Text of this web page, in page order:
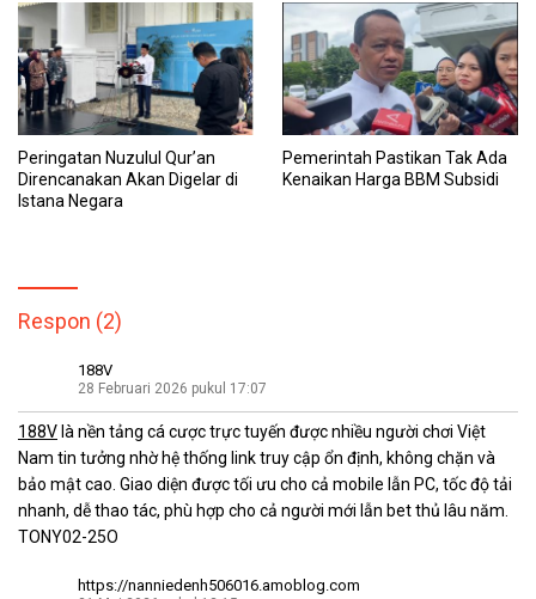
Peringatan Nuzulul Qur’an
Direncanakan Akan Digelar di
Istana Negara
Pemerintah Pastikan Tak Ada
Kenaikan Harga BBM Subsidi
Respon (2)
188V
28 Februari 2026 pukul 17:07
188V là nền tảng cá cược trực tuyến được nhiều người chơi Việt
Nam tin tưởng nhờ hệ thống link truy cập ổn định, không chặn và
bảo mật cao. Giao diện được tối ưu cho cả mobile lẫn PC, tốc độ tải
nhanh, dễ thao tác, phù hợp cho cả người mới lẫn bet thủ lâu năm.
TONY02-25O
https://nanniedenh506016.amoblog.com